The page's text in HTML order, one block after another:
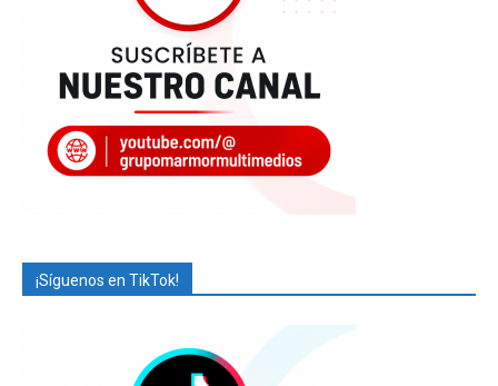
¡Síguenos en TikTok!